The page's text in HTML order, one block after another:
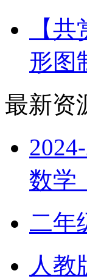
【
形图
最新资
数学
二年
人教